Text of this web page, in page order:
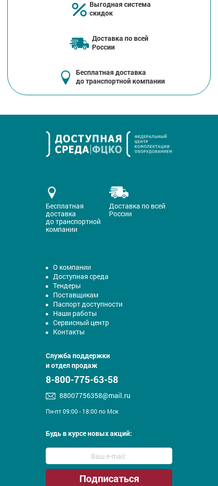
Выгодная система
скидок
Доставка по всей
России
Бесплатная доставка
до транспортной компании
Бесплатная
доставка
до транспортной
компании
Доставка по всей
России
О компании
Доступная среда
Тендеры
Поставщикам
Паспорт доступности
Наши работы
Сервисный центр
Контакты
Служба поддержки
и отдел продаж
8-800-775-63-58
88007756358@mail.ru
Пн-пт 09:00 - 18:00 по Мск
Будь в курсе новых акций: